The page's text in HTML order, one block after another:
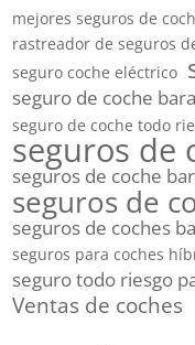
mejores seguros de
rastreador de seguros
seguro coche eléctrico
seguro de coche
seguro de coche todo
seguros de
seguros de coche
seguros de
seguros de coches
seguros para coches
seguro todo riesgo
Ventas de coches